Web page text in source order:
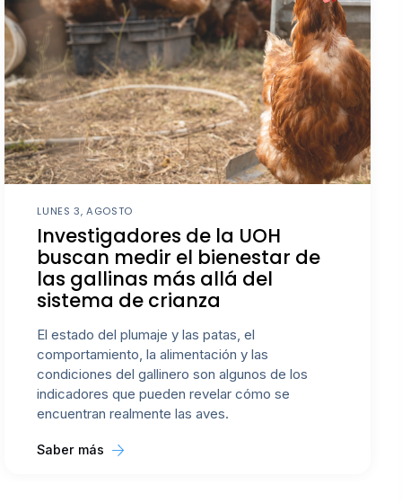
LUNES 3, AGOSTO
Investigadores de la UOH
buscan medir el bienestar de
las gallinas más allá del
sistema de crianza
El estado del plumaje y las patas, el
comportamiento, la alimentación y las
condiciones del gallinero son algunos de los
indicadores que pueden revelar cómo se
encuentran realmente las aves.
Saber más